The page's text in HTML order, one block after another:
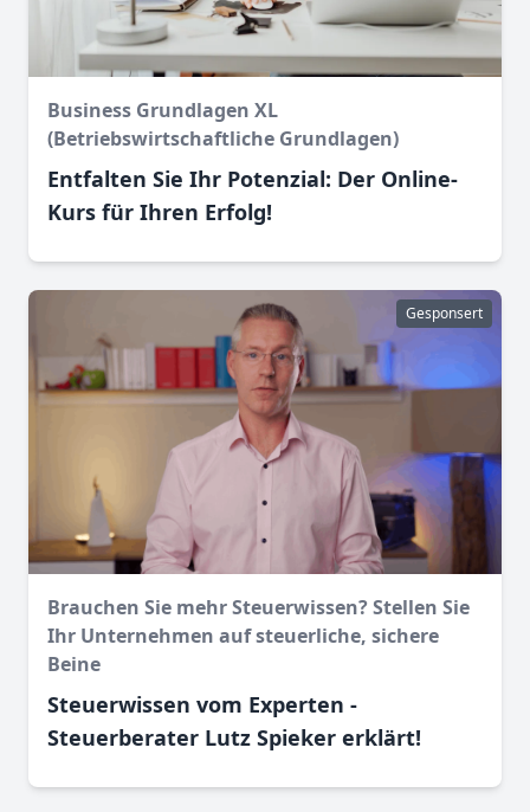
Business Grundlagen XL
(Betriebswirtschaftliche Grundlagen)
Entfalten Sie Ihr Potenzial: Der Online-
Kurs für Ihren Erfolg!
Gesponsert
Brauchen Sie mehr Steuerwissen? Stellen Sie
Ihr Unternehmen auf steuerliche, sichere
Beine
Steuerwissen vom Experten -
Steuerberater Lutz Spieker erklärt!